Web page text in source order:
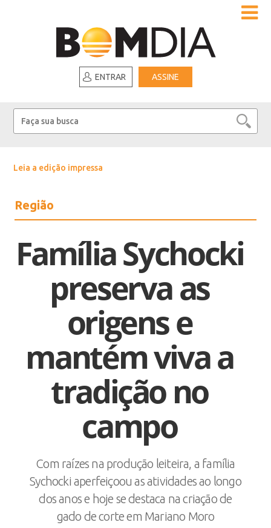
ENTRAR ASSINE
Leia a edição impressa
Região
Família Sychocki
preserva as
origens e
mantém viva a
tradição no
campo
Com raízes na produção leiteira, a família
Sychocki aperfeiçoou as atividades ao longo
dos anos e hoje se destaca na criação de
gado de corte em Mariano Moro